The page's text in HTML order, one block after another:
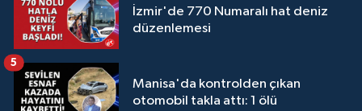
İzmir'de 770 Numaralı hat deniz
düzenlemesi
Manisa'da kontrolden çıkan
otomobil takla attı: 1 ölü
5